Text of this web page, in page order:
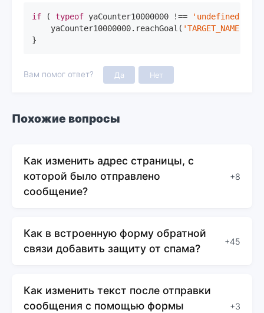
if ( typeof yaCounter10000000 !== 'undefined'
    yaCounter10000000.reachGoal(
'TARGET_NAME'
}
Вам помог ответ? Да Нет
Похожие вопросы
Как изменить адрес страницы, с
которой было отправлено
сообщение?
+8
Как в встроенную форму обратной
связи добавить защиту от спама?
+45
Как изменить текст после отправки
сообщения с помощью формы
+3